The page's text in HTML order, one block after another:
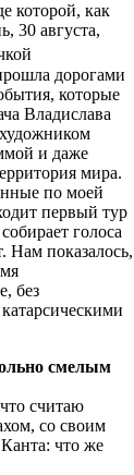
которой, как
30 августа,
дорогами
которые
Владислава
и даже
мира.
по моей
первый тур
голоса
Нам показалось,
без
смелым
считаю
со своим
что же